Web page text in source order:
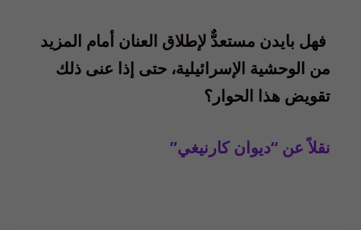
فهل بايدن مستعدٌّ لإطلاق العنان أمام المزيد
من الوحشية الإسرائيلية، حتى إذا عنى ذلك
تقويض هذا الحوار؟
نقلاً عن “ديوان كارنيغي”